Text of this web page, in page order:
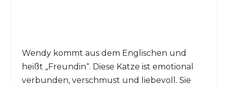
Wendy kommt aus dem Englischen und
heißt „Freundin“. Diese Katze ist emotional
verbunden, verschmust und liebevoll. Sie